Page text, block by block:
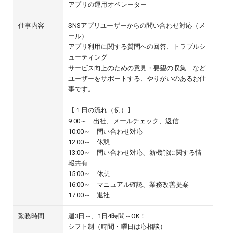
アプリの運用オペレーター
仕事内容
SNSアプリユーザーからの問い合わせ対応（メ
ール）
アプリ利用に関する質問への回答、トラブルシ
ューティング
サービス向上のための意見・要望の収集 など
ユーザーをサポートする、やりがいのあるお仕
事です。
【１日の流れ（例）】
9:00～ 出社、メールチェック、返信
10:00～ 問い合わせ対応
12:00～ 休憩
13:00～ 問い合わせ対応、新機能に関する情
報共有
15:00～ 休憩
16:00～ マニュアル確認、業務改善提案
17:00～ 退社
勤務時間
週3日～、1日4時間～OK！
シフト制（時間・曜日は応相談）